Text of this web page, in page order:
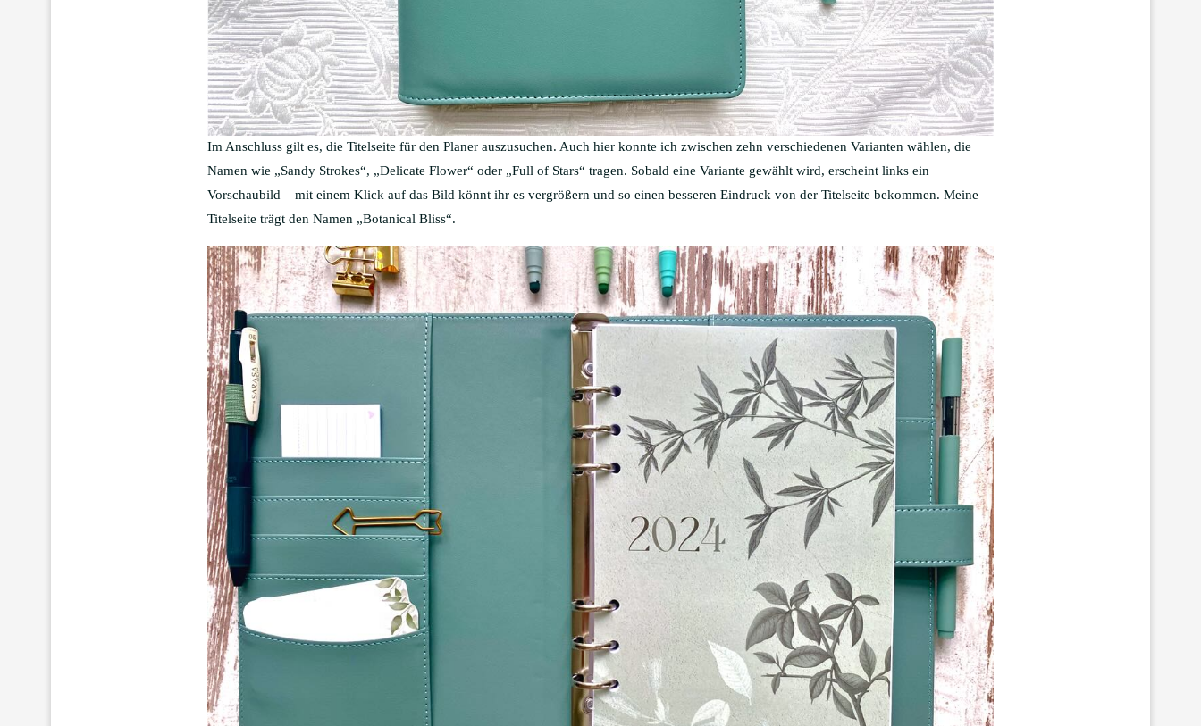
Im Anschluss gilt es, die Titelseite für den Planer auszusuchen. Auch hier konnte ich zwischen zehn verschiedenen Varianten wählen, die
Namen wie „Sandy Strokes“, „Delicate Flower“ oder „Full of Stars“ tragen. Sobald eine Variante gewählt wird, erscheint links ein
Vorschaubild – mit einem Klick auf das Bild könnt ihr es vergrößern und so einen besseren Eindruck von der Titelseite bekommen. Meine
Titelseite trägt den Namen „Botanical Bliss“.